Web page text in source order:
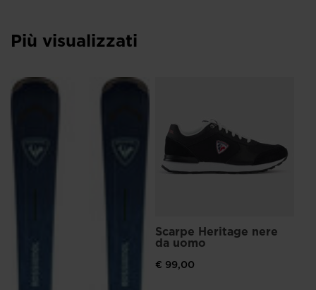
Più visualizzati
Scarpe Heritage nere
da uomo
€ 99,00